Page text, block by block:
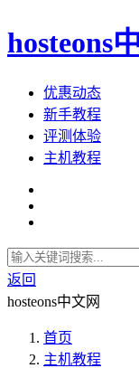
hosteons
优惠动态
新手教程
评测体验
主机教程
返回
hosteons中文网
首页
主机教程